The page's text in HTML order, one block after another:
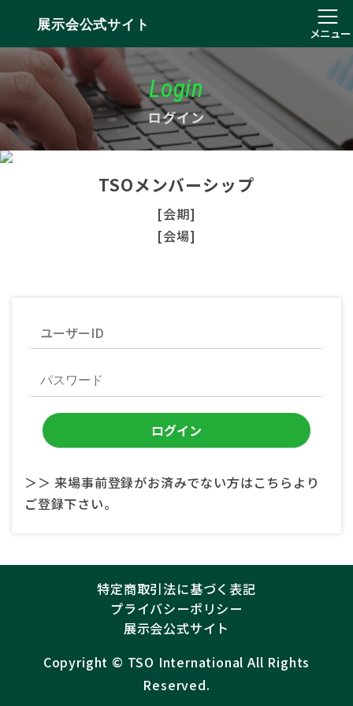
展示会公式サイト
メニュー
Login
ログイン
TSOメンバーシップ
[会期]
[会場]
＞＞ 来場事前登録がお済みでない方はこちらより
ご登録下さい。
特定商取引法に基づく表記
プライバシーポリシー
展示会公式サイト
Copyright ©︎ TSO International All Rights
Reserved.